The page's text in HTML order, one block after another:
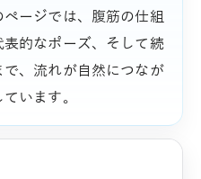
ージでは、腹筋の仕組
的なポーズ、そして続
、流れが自然につなが
います。